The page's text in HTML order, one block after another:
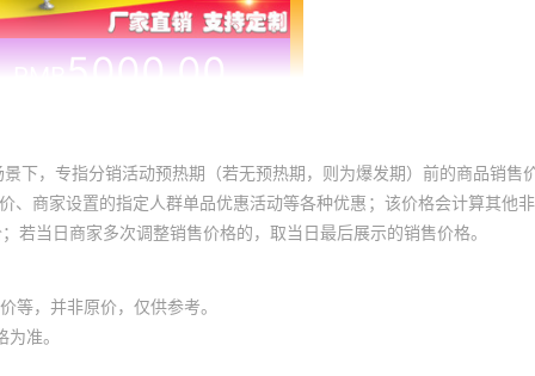
下，专指分销活动预热期（若无预热期，则为爆发期）前的商品销售
商家设置的指定人群单品优惠活动等各种优惠；该价格会计算其他
当日商家多次调整销售价格的，取当日最后展示的销售价格。
等，并非原价，仅供参考。
准。